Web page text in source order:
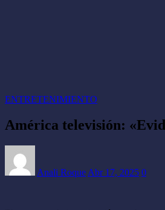
ENTRETENIMIENTO
América televisión:
Anali Roque Abr 17, 2025 0